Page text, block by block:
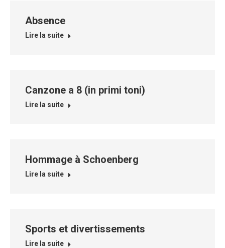
Absence
Lire la suite
Canzone a 8 (in primi toni)
Lire la suite
Hommage à Schoenberg
Lire la suite
Sports et divertissements
Lire la suite